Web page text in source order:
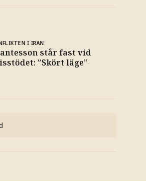
I IRAN
står fast vid
”Skört läge”